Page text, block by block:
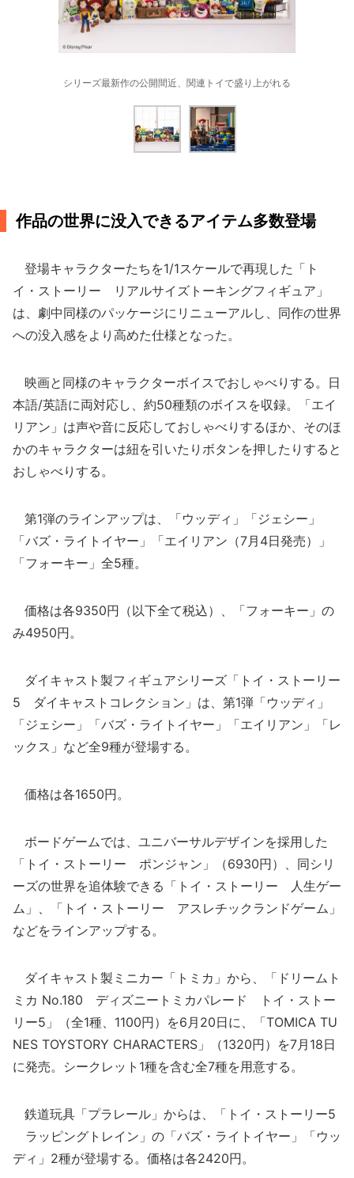
シリーズ最新作の公開間近、関連トイで盛り上がれる
作品の世界に没入できるアイテム多数登場
登場キャラクターたちを1/1スケールで再現した「ト
イ・ストーリー リアルサイズトーキングフィギュア」
は、劇中同様のパッケージにリニューアルし、同作の世界
への没入感をより高めた仕様となった。
映画と同様のキャラクターボイスでおしゃべりする。日
本語/英語に両対応し、約50種類のボイスを収録。「エイ
リアン」は声や音に反応しておしゃべりするほか、そのほ
かのキャラクターは紐を引いたりボタンを押したりすると
おしゃべりする。
第1弾のラインアップは、「ウッディ」「ジェシー」
「バズ・ライトイヤー」「エイリアン（7月4日発売）」
「フォーキー」全5種。
価格は各9350円（以下全て税込）、「フォーキー」の
み4950円。
ダイキャスト製フィギュアシリーズ「トイ・ストーリー
5 ダイキャストコレクション」は、第1弾「ウッディ」
「ジェシー」「バズ・ライトイヤー」「エイリアン」「レ
ックス」など全9種が登場する。
価格は各1650円。
ボードゲームでは、ユニバーサルデザインを採用した
「トイ・ストーリー ポンジャン」（6930円）、同シリ
ーズの世界を追体験できる「トイ・ストーリー 人生ゲー
ム」、「トイ・ストーリー アスレチックランドゲーム」
などをラインアップする。
ダイキャスト製ミニカー「トミカ」から、「ドリームト
ミカ No.180 ディズニートミカパレード トイ・ストー
リー5」（全1種、1100円）を6月20日に、「TOMICA TU
NES TOYSTORY CHARACTERS」（1320円）を7月18日
に発売。シークレット1種を含む全7種を用意する。
鉄道玩具「プラレール」からは、「トイ・ストーリー5
ラッピングトレイン」の「バズ・ライトイヤー」「ウッ
ディ」2種が登場する。価格は各2420円。